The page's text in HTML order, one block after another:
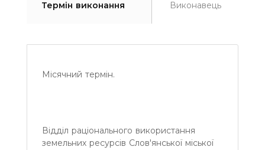
Термін виконання Виконавець
Місячний термін.
Відділ раціонального використання
земельних ресурсів Слов'янської міської